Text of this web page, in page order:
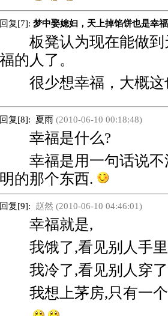
回复[7]: 梦中娶媳妇，天上掉馅饼也是幸
板凳认为现在能做到
福的人了。
很少想幸福，大概
回复[8]: 夏雨(2010-06-10 00:18:48)
幸福是什么?
幸福是用一句话说
明的那个东西.
回复[9]: 赵然 (2010-06-10 04:46:01)
幸福就是,
我饿了,看见别人手
我冷了,看见别人穿
我想上茅房,只有一